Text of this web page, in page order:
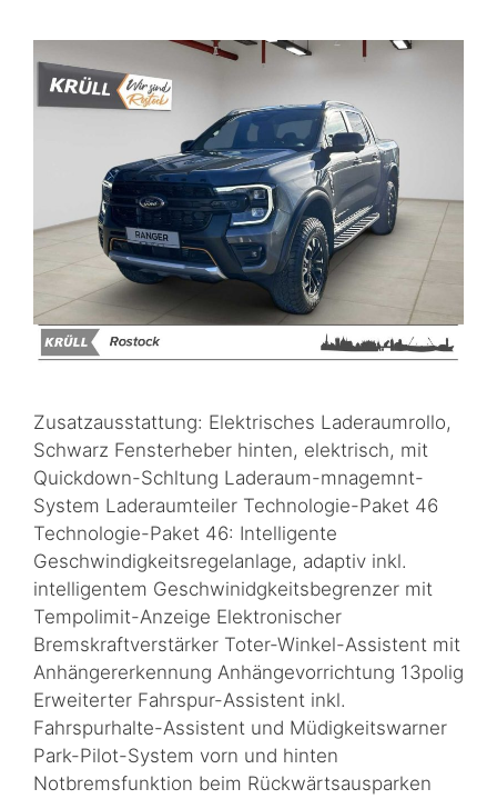
Zusatzausstattung: Elektrisches Laderaumrollo,
Schwarz Fensterheber hinten, elektrisch, mit
Quickdown-Schltung Laderaum-mnagemnt-
System Laderaumteiler Technologie-Paket 46
Technologie-Paket 46: Intelligente
Geschwindigkeitsregelanlage, adaptiv inkl.
intelligentem Geschwinidgkeitsbegrenzer mit
Tempolimit-Anzeige Elektronischer
Bremskraftverstärker Toter-Winkel-Assistent mit
Anhängererkennung Anhängevorrichtung 13polig
Erweiterter Fahrspur-Assistent inkl.
Fahrspurhalte-Assistent und Müdigkeitswarner
Park-Pilot-System vorn und hinten
Notbremsfunktion beim Rückwärtsausparken